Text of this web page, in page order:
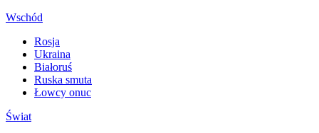
Wschód
Rosja
Ukraina
Białoruś
Ruska smuta
Łowcy onuc
Świat